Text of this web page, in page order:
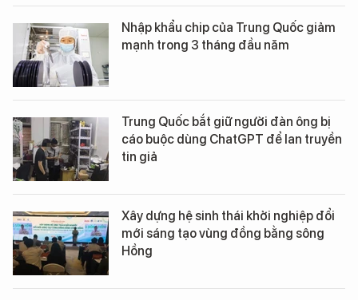
Nhập khẩu chip của Trung Quốc giảm
mạnh trong 3 tháng đầu năm
Trung Quốc bắt giữ người đàn ông bị
cáo buộc dùng ChatGPT để lan truyền
tin giả
Xây dựng hệ sinh thái khởi nghiệp đổi
mới sáng tạo vùng đồng bằng sông
Hồng